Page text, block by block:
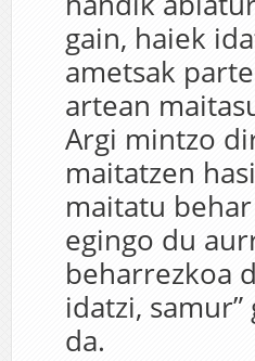
gain, haiek
ametsak
artean
Argi mintzo
maitatzen
maitatu
egingo du
beharrezkoa
idatzi,
da.